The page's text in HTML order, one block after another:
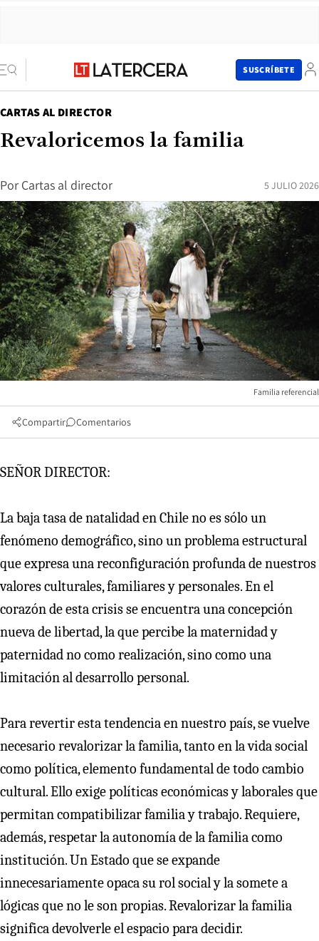
SUSCRÍBETE
CARTAS AL DIRECTOR
Revaloricemos la familia
Por Cartas al director 5 JULIO 2026
Familia referencial
Compartir Comentarios
SEÑOR DIRECTOR:
La baja tasa de natalidad en Chile no es sólo un
fenómeno demográfico, sino un problema estructural
que expresa una reconfiguración profunda de nuestros
valores culturales, familiares y personales. En el
corazón de esta crisis se encuentra una concepción
nueva de libertad, la que percibe la maternidad y
paternidad no como realización, sino como una
limitación al desarrollo personal.
Para revertir esta tendencia en nuestro país, se vuelve
necesario revalorizar la familia, tanto en la vida social
como política, elemento fundamental de todo cambio
cultural. Ello exige políticas económicas y laborales que
permitan compatibilizar familia y trabajo. Requiere,
además, respetar la autonomía de la familia como
institución. Un Estado que se expande
innecesariamente opaca su rol social y la somete a
lógicas que no le son propias. Revalorizar la familia
significa devolverle el espacio para decidir.